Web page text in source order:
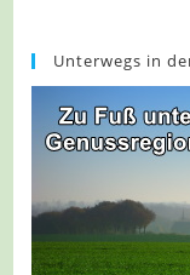
Unterwegs in